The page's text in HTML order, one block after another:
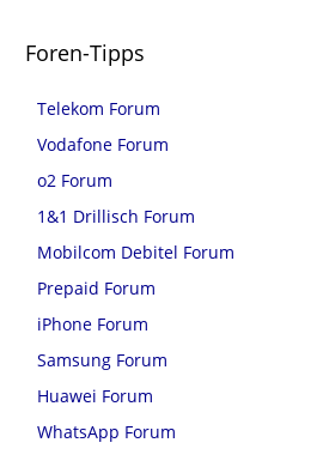
Foren-Tipps
Telekom Forum
Vodafone Forum
o2 Forum
1&1 Drillisch Forum
Mobilcom Debitel Forum
Prepaid Forum
iPhone Forum
Samsung Forum
Huawei Forum
WhatsApp Forum